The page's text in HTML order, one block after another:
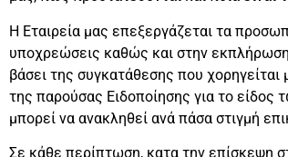
Η Εταιρεία μας επεξεργάζεται τα
υποχρεώσεις καθώς και στην
βάσει της συγκατάθεσης που
της παρούσας Ειδοποίησης για το
μπορεί να ανακληθεί ανά πάσα στιγμή
Σε κάθε περίπτωση, κατα την επίσκεψη